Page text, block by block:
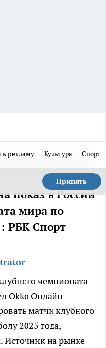
рекламу Культура Спорт
Принять
показ в России
мира по
РБК Спорт
чемпионата
Okko Онлайн-
матчи клубного
2025 года,
Источник на рынке